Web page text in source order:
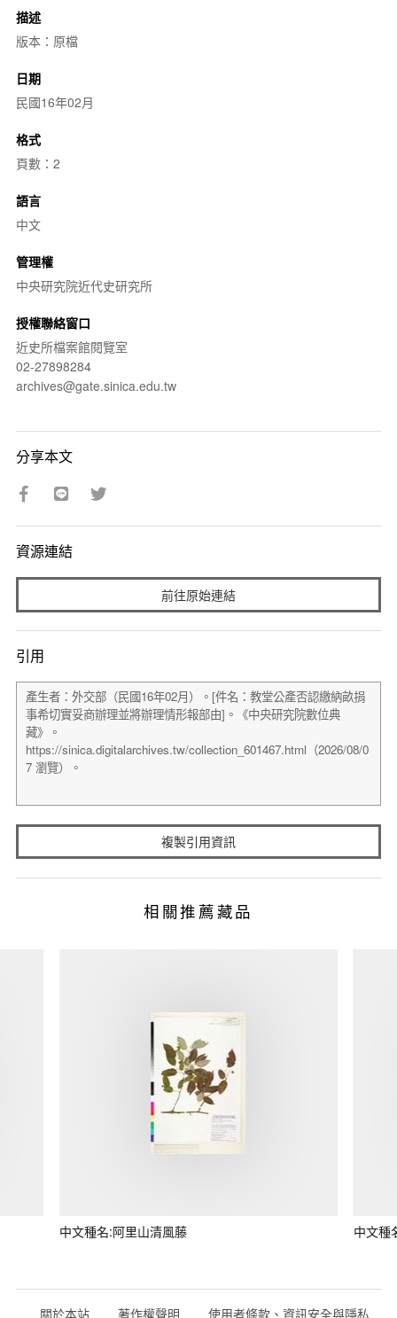
描述
版本：原檔
日期
民國16年02月
格式
頁數：2
語言
中文
管理權
中央研究院近代史研究所
授權聯絡窗口
近史所檔案館閱覽室
02-27898284
archives@gate.sinica.edu.tw
分享本文
資源連結
前往原始連結
引用
複製引用資訊
相關推薦藏品
中文種名:阿里山清風藤 中文種
關於本站 著作權聲明 使用者條款、資訊安全與隱私